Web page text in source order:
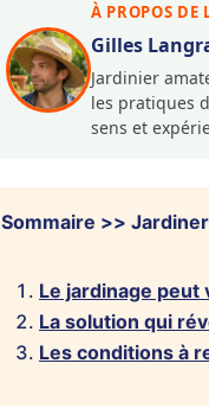
À PROPOS DE
Gilles
Jardinier
les pratiques
sens et
Sommaire >>
Le jardinage peut
La solution qui
Les conditions à